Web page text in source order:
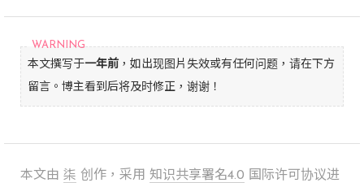
本文撰写于一年前 ，如出现图片失效或有任何问题，请在下方
留言。博主看到后将及时修正，谢谢！
本文由 柒 创作，采用 知识共享署名4.0 国际许可协议进